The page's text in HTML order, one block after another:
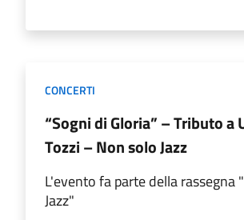
CONCERTI
“Sogni di Gloria” – Tributo a
Tozzi – Non solo Jazz
L'evento fa parte della rassegna
Jazz"